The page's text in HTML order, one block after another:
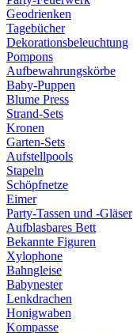
Geodrienken
Tagebücher
Dekorationsbeleuchtung
Pompons
Aufbewahrungskörbe
Baby-Puppen
Blume Press
Strand-Sets
Kronen
Garten-Sets
Aufstellpools
Stapeln
Schöpfnetze
Eimer
Party-Tassen und -Gläser
Aufblasbares Bett
Bekannte Figuren
Xylophone
Bahngleise
Babynester
Lenkdrachen
Honigwaben
Kompasse